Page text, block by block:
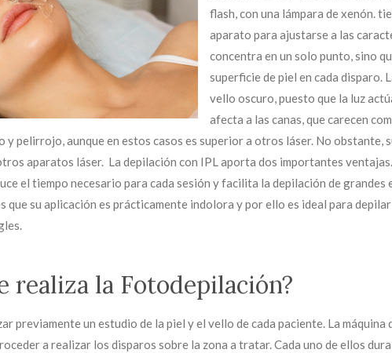
flash, con una lámpara de xenón.
aparato para ajustarse a las
concentra en un solo punto, sino
superficie de piel en cada disparo.
vello oscuro, puesto que la luz
afecta a las canas, que carecen
y pelirrojo, aunque en estos casos es superior a otros láser. No
aparatos láser. La depilación con IPL aporta dos importantes
el tiempo necesario para cada sesión y facilita la depilación de grandes
que su aplicación es prácticamente indolora y por ello es ideal para
realiza la Fotodepilación?
previamente un estudio de la piel y el vello de cada paciente. La
a realizar los disparos sobre la zona a tratar. Cada uno de ellos